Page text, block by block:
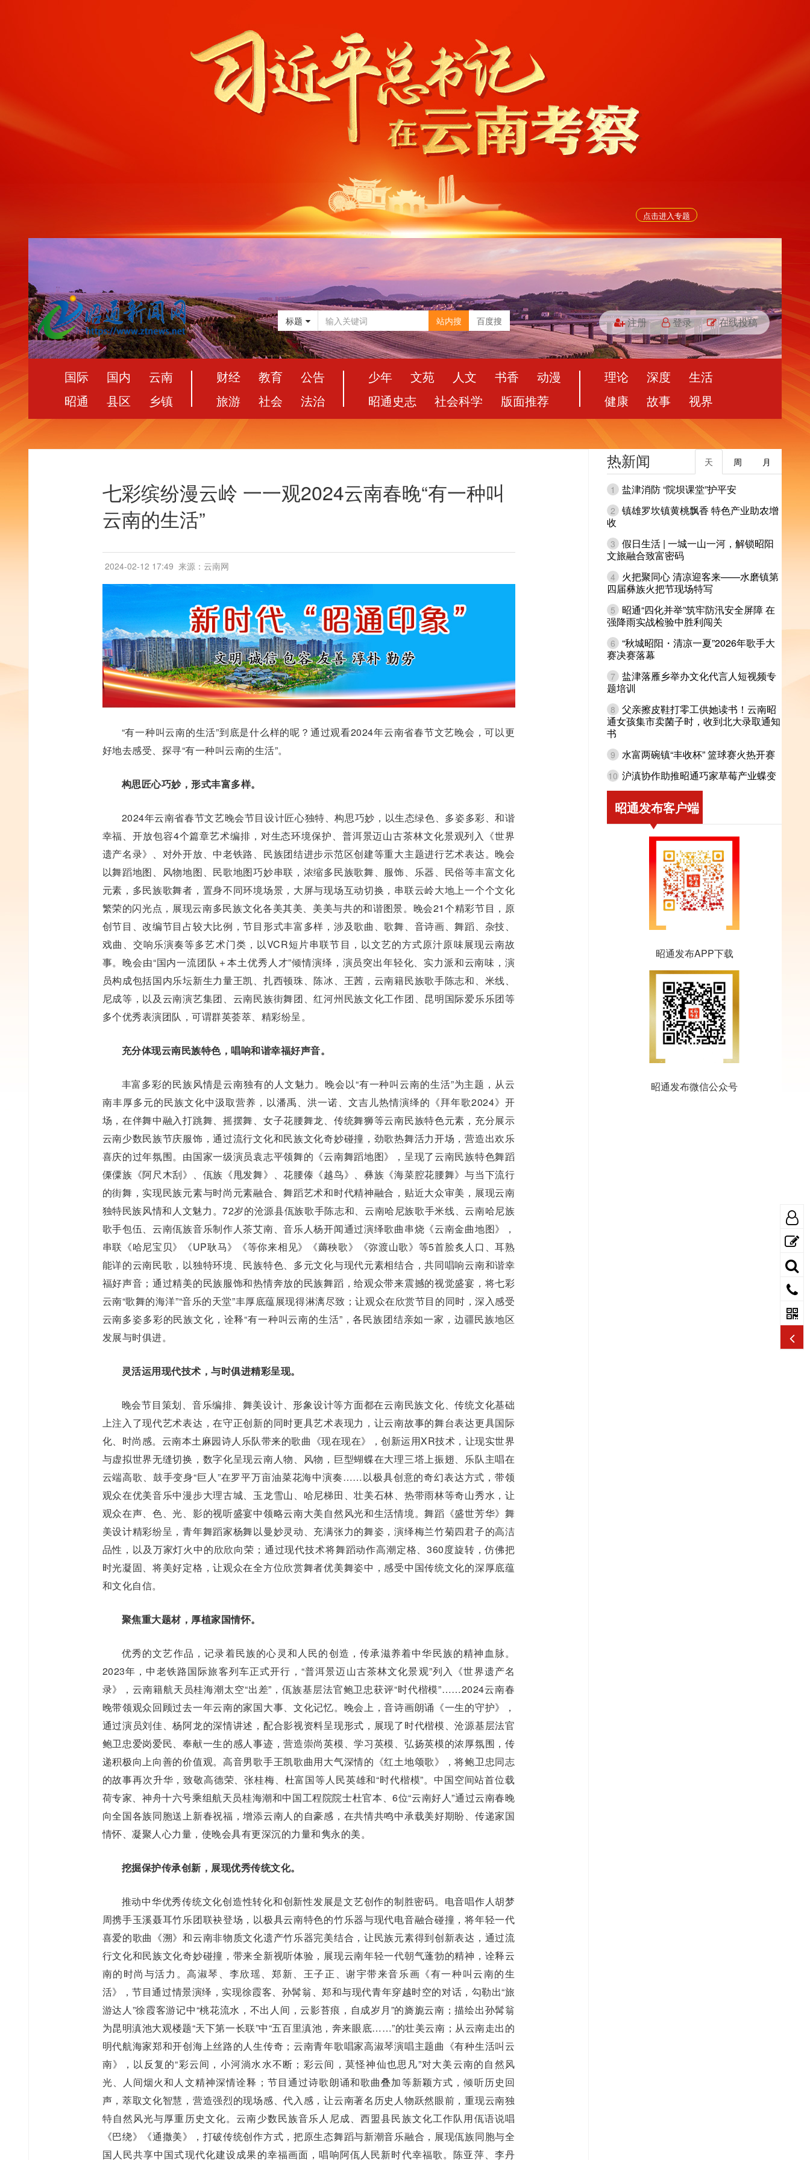
点击进入专题
标题 站内搜 百度搜 注册 登录 在线投稿
国际 国内
云南
昭通
县区 乡镇
财经 教育
公告
旅游
社会 法治
少年 文苑 人文 书香
动漫
昭通史志
社会科学 版面推荐
理论 深度
生活
健康
故事 视界
七彩缤纷漫云岭 一一观2024云南春晚“有一种叫
云南的生活”
2024-02-12 17:49 来源：云南网
“有一种叫云南的生活”到底是什么样的呢？通过观看2024年云南省春节文艺晚会，可以更
好地去感受、探寻“有一种叫云南的生活”。
构思匠心巧妙，形式丰富多样。
2024年云南省春节文艺晚会节目设计匠心独特、构思巧妙，以生态绿色、多姿多彩、和谐
幸福、开放包容4个篇章艺术编排，对生态环境保护、普洱景迈山古茶林文化景观列入《世界
遗产名录》、对外开放、中老铁路、民族团结进步示范区创建等重大主题进行艺术表达。晚会
以舞蹈地图、风物地图、民歌地图巧妙串联，浓缩多民族歌舞、服饰、乐器、民俗等丰富文化
元素，多民族歌舞者，置身不同环境场景，大屏与现场互动切换，串联云岭大地上一个个文化
繁荣的闪光点，展现云南多民族文化各美其美、美美与共的和谐图景。晚会21个精彩节目，原
创节目、改编节目占较大比例，节目形式丰富多样，涉及歌曲、歌舞、音诗画、舞蹈、杂技、
戏曲、交响乐演奏等多艺术门类，以VCR短片串联节目，以文艺的方式原汁原味展现云南故
事。晚会由“国内一流团队＋本土优秀人才”倾情演绎，演员突出年轻化、实力派和云南味，演
员构成包括国内乐坛新生力量王凯、扎西顿珠、陈冰、王茜，云南籍民族歌手陈志和、米线、
尼成等，以及云南演艺集团、云南民族街舞团、红河州民族文化工作团、昆明国际爱乐乐团等
多个优秀表演团队，可谓群英荟萃、精彩纷呈。
充分体现云南民族特色，唱响和谐幸福好声音。
丰富多彩的民族风情是云南独有的人文魅力。晚会以“有一种叫云南的生活”为主题，从云
南丰厚多元的民族文化中汲取营养，以潘禹、洪一诺、文吉儿热情演绎的《拜年歌2024》开
场，在伴舞中融入打跳舞、摇摆舞、女子花腰舞龙、传统舞狮等云南民族特色元素，充分展示
云南少数民族节庆服饰，通过流行文化和民族文化奇妙碰撞，劲歌热舞活力开场，营造出欢乐
喜庆的过年氛围。由国家一级演员袁志平领舞的《云南舞蹈地图》，呈现了云南民族特色舞蹈
傈僳族《阿尺木刮》、佤族《甩发舞》、花腰傣《越鸟》、彝族《海菜腔花腰舞》与当下流行
的街舞，实现民族元素与时尚元素融合、舞蹈艺术和时代精神融合，贴近大众审美，展现云南
独特民族风情和人文魅力。72岁的沧源县佤族歌手陈志和、云南哈尼族歌手米线、云南哈尼族
歌手包伍、云南佤族音乐制作人茶艾南、音乐人杨开闻通过演绎歌曲串烧《云南金曲地图》，
串联《哈尼宝贝》《UP耿马》《等你来相见》《薅秧歌》《弥渡山歌》等5首脍炙人口、耳熟
能详的云南民歌，以独特环境、民族特色、多元文化与现代元素相结合，共同唱响云南和谐幸
福好声音；通过精美的民族服饰和热情奔放的民族舞蹈，给观众带来震撼的视觉盛宴，将七彩
云南“歌舞的海洋”“音乐的天堂”丰厚底蕴展现得淋漓尽致；让观众在欣赏节目的同时，深入感受
云南多姿多彩的民族文化，诠释“有一种叫云南的生活”，各民族团结亲如一家，边疆民族地区
发展与时俱进。
灵活运用现代技术，与时俱进精彩呈现。
晚会节目策划、音乐编排、舞美设计、形象设计等方面都在云南民族文化、传统文化基础
上注入了现代艺术表达，在守正创新的同时更具艺术表现力，让云南故事的舞台表达更具国际
化、时尚感。云南本土麻园诗人乐队带来的歌曲《现在现在》，创新运用XR技术，让现实世界
与虚拟世界无缝切换，数字化呈现云南人物、风物，巨型蝴蝶在大理三塔上振翅、乐队主唱在
云端高歌、鼓手变身“巨人”在罗平万亩油菜花海中演奏……以极具创意的奇幻表达方式，带领
观众在优美音乐中漫步大理古城、玉龙雪山、哈尼梯田、壮美石林、热带雨林等奇山秀水，让
观众在声、色、光、影的视听盛宴中领略云南大美自然风光和生活情境。舞蹈《盛世芳华》舞
美设计精彩纷呈，青年舞蹈家杨舞以曼妙灵动、充满张力的舞姿，演绎梅兰竹菊四君子的高洁
品性，以及万家灯火中的欣欣向荣；通过现代技术将舞蹈动作高潮定格、360度旋转，仿佛把
时光凝固、将美好定格，让观众在全方位欣赏舞者优美舞姿中，感受中国传统文化的深厚底蕴
和文化自信。
聚焦重大题材，厚植家国情怀。
优秀的文艺作品，记录着民族的心灵和人民的创造，传承滋养着中华民族的精神血脉。
2023年，中老铁路国际旅客列车正式开行，“普洱景迈山古茶林文化景观”列入《世界遗产名
录》，云南籍航天员桂海潮太空“出差”，佤族基层法官鲍卫忠获评“时代楷模”……2024云南春
晚带领观众回顾过去一年云南的家国大事、文化记忆。晚会上，音诗画朗诵《一生的守护》，
通过演员刘佳、杨阿龙的深情讲述，配合影视资料呈现形式，展现了时代楷模、沧源基层法官
鲍卫忠爱岗爱民、奉献一生的感人事迹，营造崇尚英模、学习英模、弘扬英模的浓厚氛围，传
递积极向上向善的价值观。高音男歌手王凯歌曲用大气深情的《红土地颂歌》，将鲍卫忠同志
的故事再次升华，致敬高德荣、张桂梅、杜富国等人民英雄和“时代楷模”。中国空间站首位载
荷专家、神舟十六号乘组航天员桂海潮和中国工程院院士杜官本、6位“云南好人”通过云南春晚
向全国各族同胞送上新春祝福，增添云南人的自豪感，在共情共鸣中承载美好期盼、传递家国
情怀、凝聚人心力量，使晚会具有更深沉的力量和隽永的美。
挖掘保护传承创新，展现优秀传统文化。
推动中华优秀传统文化创造性转化和创新性发展是文艺创作的制胜密码。电音唱作人胡梦
周携手玉溪聂耳竹乐团联袂登场，以极具云南特色的竹乐器与现代电音融合碰撞，将年轻一代
喜爱的歌曲《溯》和云南非物质文化遗产竹乐器完美结合，让民族元素得到创新表达，通过流
行文化和民族文化奇妙碰撞，带来全新视听体验，展现云南年轻一代朝气蓬勃的精神，诠释云
南的时尚与活力。高淑琴、李欣瑶、郑新、王子正、谢宇带来音乐画《有一种叫云南的生
活》，节目通过情景演绎，实现徐霞客、孙髯翁、郑和与现代青年穿越时空的对话，勾勒出“旅
游达人”徐霞客游记中“桃花流水，不出人间，云影苔痕，自成岁月”的旖旎云南；描绘出孙髯翁
为昆明滇池大观楼题“天下第一长联”中“五百里滇池，奔来眼底……”的壮美云南；从云南走出的
明代航海家郑和开创海上丝路的人生传奇；云南青年歌唱家高淑琴演唱主题曲《有种生活叫云
南》，以反复的“彩云间，小河淌水水不断；彩云间，莫怪神仙也思凡”对大美云南的自然风
光、人间烟火和人文精神深情诠释；节目通过诗歌朗诵和歌曲叠加等新颖方式，倾听历史回
声，萃取文化智慧，营造强烈的现场感、代入感，让云南著名历史人物跃然眼前，重现云南独
特自然风光与厚重历史文化。云南少数民族音乐人尼成、西盟县民族文化工作队用佤语说唱
《巴绕》《通撒美》，打破传统创作方式，把原生态舞蹈与新潮音乐融合，展现佤族同胞与全
国人民共享中国式现代化建设成果的幸福画面，唱响阿佤人民新时代幸福歌。陈亚萍、李丹
热新闻 月
周
天
1 盐津消防 “院坝课堂”护平安
2 镇雄罗坎镇黄桃飘香 特色产业助农增
收
3 假日生活 | 一城一山一河，解锁昭阳
文旅融合致富密码
4
火把聚同心 清凉迎客来——水磨镇第
四届彝族火把节现场特写
5
昭通“四化并举”筑牢防汛安全屏障 在
强降雨实战检验中胜利闯关
6 “秋城昭阳・清凉一夏”2026年歌手大
赛决赛落幕
7 盐津落雁乡举办文化代言人短视频专
题培训
8 父亲擦皮鞋打零工供她读书！云南昭
通女孩集市卖菌子时，收到北大录取通知
书
9 水富两碗镇“丰收杯” 篮球赛火热开赛
10 沪滇协作助推昭通巧家草莓产业蝶变
昭通发布客户端
昭通发布APP下载
昭通发布微信公众号